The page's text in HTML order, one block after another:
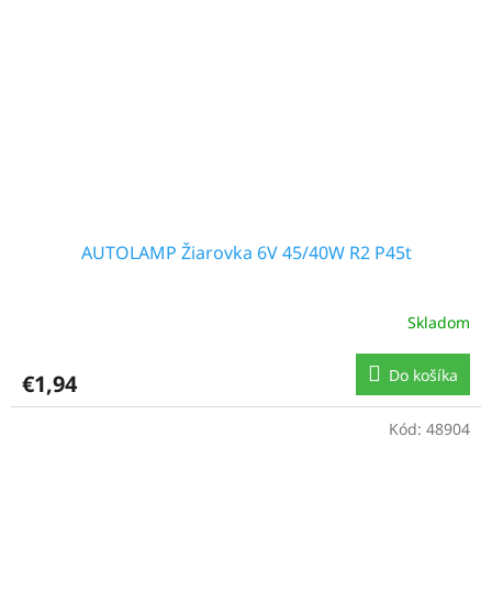
AUTOLAMP Žiarovka 6V 45/40W R2 P45t
Skladom
€1,94 Do košíka
Kód: 48904